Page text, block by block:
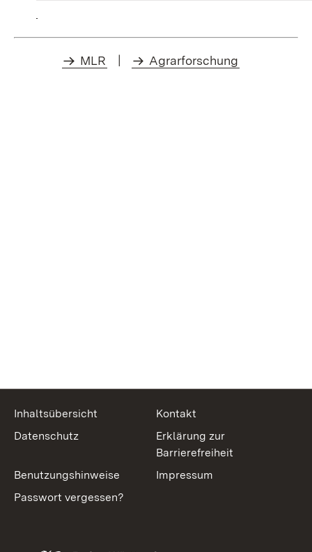
MLR Agrarforschung
Inhaltsübersicht
Kontakt
Datenschutz
Erklärung zur
Barrierefreiheit
Benutzungshinweise
Impressum
Passwort vergessen?